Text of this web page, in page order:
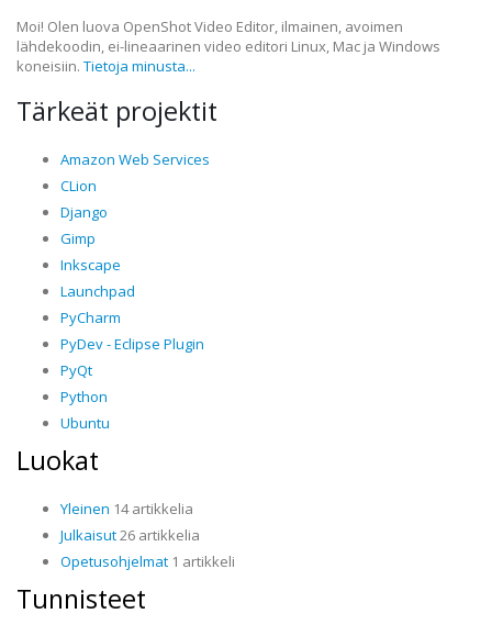
Moi! Olen luova OpenShot Video Editor, ilmainen, avoimen
lähdekoodin, ei-lineaarinen video editori Linux, Mac ja Windows
koneisiin. Tietoja minusta...
Tärkeät projektit
Amazon Web Services
CLion
Django
Gimp
Inkscape
Launchpad
PyCharm
PyDev - Eclipse Plugin
PyQt
Python
Ubuntu
Luokat
Yleinen 14 artikkelia
Julkaisut26 artikkelia
Opetusohjelmat 1 artikkeli
Tunnisteet